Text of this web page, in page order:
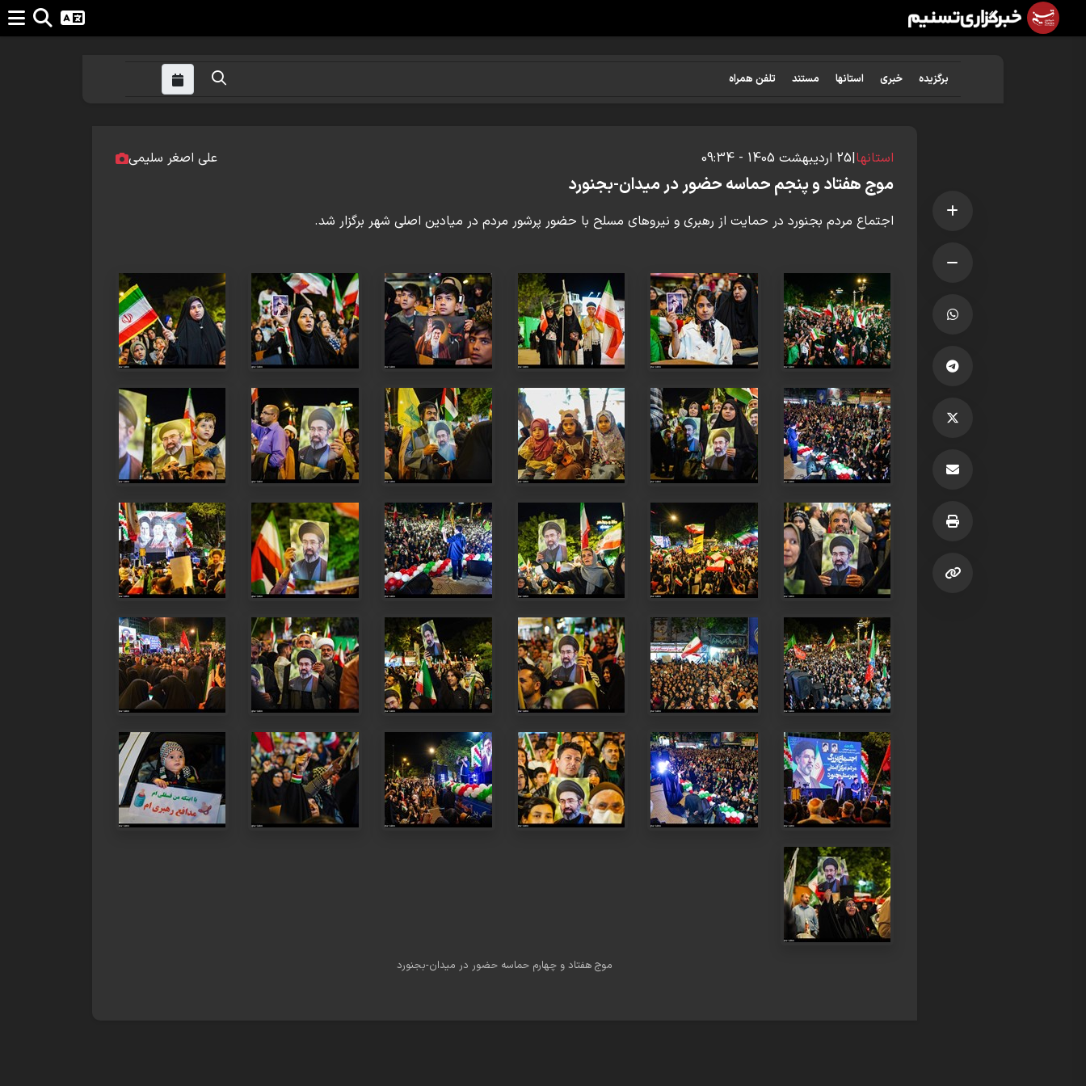
برگزیده خبری استانها مستند تلفن همراه
استانها|25 ارديبهشت 1405 - 09:34 علی اصغر سلیمی
موج هفتاد و پنجم حماسه حضور در میدان-بجنورد
اجتماع مردم بجنورد در حمایت از رهبری و نیروهای مسلح با حضور پرشور مردم در میادین اصلی شهر برگزار شد.
موج هفتاد و چهارم حماسه حضور در میدان-بجنورد